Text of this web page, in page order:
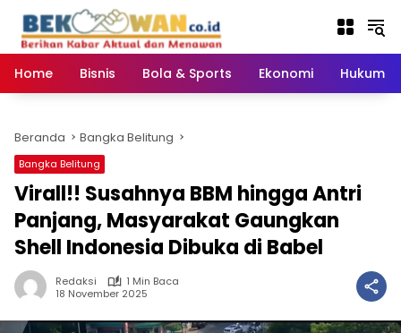
konten
Home
Bisnis Bola & Sports Ekonomi Hukum
Beranda Bangka Belitung
Bangka Belitung
‎Virall!! Susahnya BBM hingga Antri
Panjang, Masyarakat Gaungkan
Shell Indonesia Dibuka di Babel ‎
Redaksi
1 Min Baca
18 November 2025